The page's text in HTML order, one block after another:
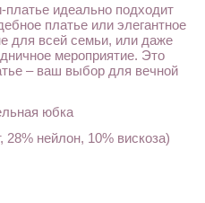
идеально подходит
платье или элегантное
для всей семьи, или даже
мероприятие. Это
– ваш выбор для вечной
юбка
нейлон, 10% вискоза)